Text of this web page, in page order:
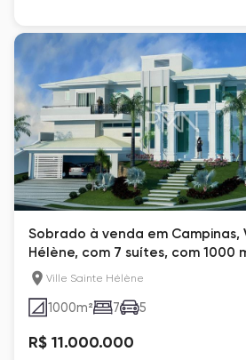
Sobrado à venda em Campinas,
Hélène, com 7 suítes, com 1000
Hélène
Ville Sainte Hélène
1000m² 7 5
R$ 11.000.000